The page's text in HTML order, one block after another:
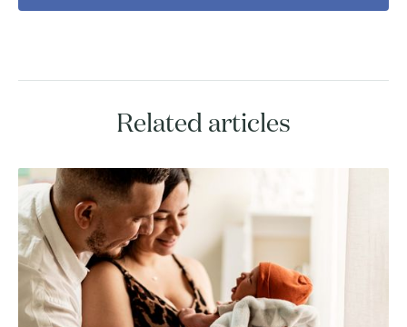
Related articles